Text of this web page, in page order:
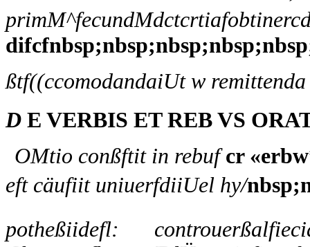
ßtf((ccomodandaiUt w
D E VERBIS ET REB VS
OMtio conßftit in rebufcr
eft cäufiit uniuerfdiiUel hy/
potheßiidefl: